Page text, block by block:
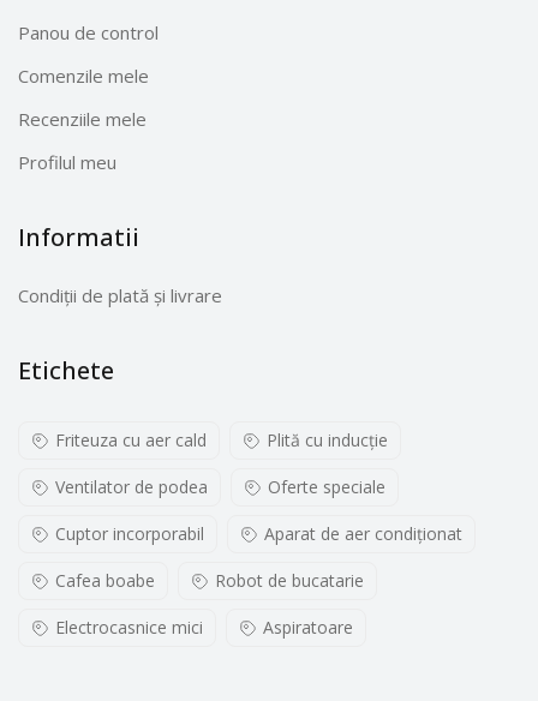
Panou de control
Comenzile mele
Recenziile mele
Profilul meu
Informatii
Condiții de plată și livrare
Etichete
Friteuza cu aer cald Plită cu inducţie
Ventilator de podea Oferte speciale
Cuptor incorporabil Aparat de aer condiționat
Cafea boabe Robot de bucatarie
Electrocasnice mici Aspiratoare